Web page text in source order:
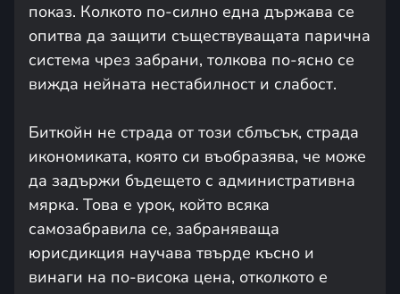
показ. Колкото по-силно една държава се
опитва да защити съществуващата парична
система чрез забрани, толкова по-ясно се
вижда нейната нестабилност и слабост.
Биткойн не страда от този сблъсък, страда
икономиката, която си въобразява, че може
да задържи бъдещето с административна
мярка. Това е урок, който всяка
самозабравила се, забраняваща
юрисдикция научава твърде късно и
винаги на по-висока цена, отколкото е